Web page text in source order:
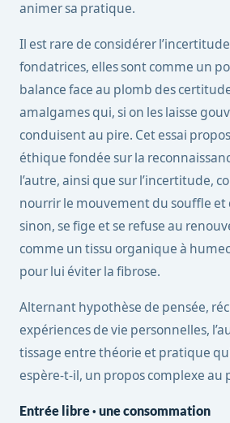
animer sa pratique.
Il est rare de considérer
fondatrices, elles sont comme un
balance face au plomb des
amalgames qui, si on les laisse
conduisent au pire. Cet essai
éthique fondée sur la
l’autre, ainsi que sur l’incertitude,
nourrir le mouvement du souffle et
sinon, se fige et se refuse au
comme un tissu organique à
pour lui éviter la fibrose.
Alternant hypothèse de pensée,
expériences de vie personnelles,
tissage entre théorie et pratique
espère-t-il, un propos complexe au
Entrée libre · une consommation